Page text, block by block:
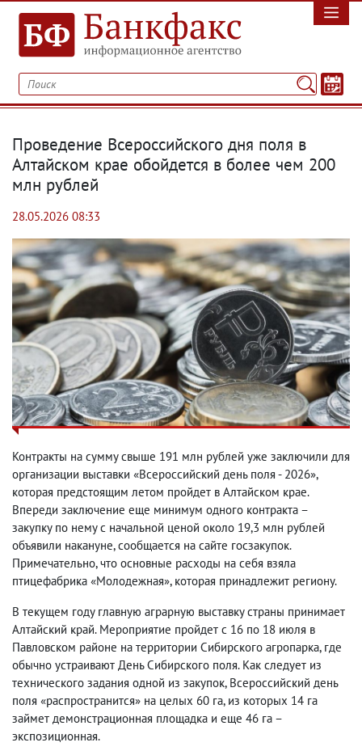
Проведение Всероссийского дня поля в
Алтайском крае обойдется в более чем 200
млн рублей
28.05.2026 08:33
Контракты на сумму свыше 191 млн рублей уже заключили для
организации выставки «Всероссийский день поля - 2026»,
которая предстоящим летом пройдет в Алтайском крае.
Впереди заключение еще минимум одного контракта –
закупку по нему с начальной ценой около 19,3 млн рублей
объявили накануне, сообщается на сайте госзакупок.
Примечательно, что основные расходы на себя взяла
птицефабрика «Молодежная», которая принадлежит региону.
В текущем году главную аграрную выставку страны принимает
Алтайский край. Мероприятие пройдет с 16 по 18 июля в
Павловском районе на территории Сибирского агропарка, где
обычно устраивают День Сибирского поля. Как следует из
технического задания одной из закупок, Всероссийский день
поля «распространится» на целых 60 га, из которых 14 га
займет демонстрационная площадка и еще 46 га –
экспозиционная.